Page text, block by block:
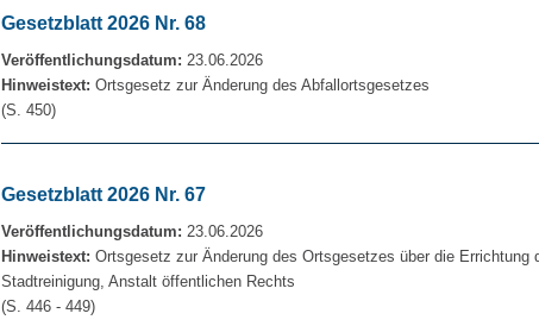
Gesetzblatt 2026 Nr. 68
Veröffentlichungsdatum: 23.06.2026
Hinweistext: Ortsgesetz zur Änderung des Abfallortsgesetzes
(S. 450)
Gesetzblatt 2026 Nr. 67
Veröffentlichungsdatum: 23.06.2026
Hinweistext: Ortsgesetz zur Änderung des Ortsgesetzes über die Errichtung
Stadtreinigung, Anstalt öffentlichen Rechts
(S. 446 - 449)